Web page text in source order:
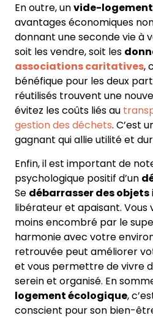
En outre, unvide-logement
avantages économiques
donnant une seconde vie à
soit les vendre, soit les
associations caritatives,
bénéfique pour les deux
réutilisés trouvent une
évitez les coûts liés au
gestion des déchets. C’est
gagnant qui allie utilité et
Enfin, il est important de
psychologique positif d’un
Se débarrasser des objets
libérateur et apaisant. Vous
moins encombré par le
harmonie avec votre
retrouvée peut améliorer
et vous permettre de vivre
serein et organisé. En
logement écologique,
conscient pour son bien-